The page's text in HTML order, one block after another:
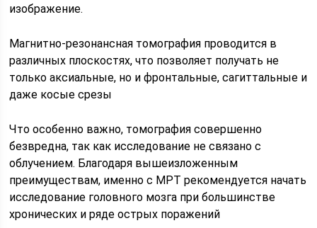
изображение.
Магнитно-резонансная томография проводится в
различных плоскостях, что позволяет получать не
только аксиальные, но и фронтальные, сагиттальные и
даже косые срезы
Что особенно важно, томография совершенно
безвредна, так как исследование не связано с
облучением. Благодаря вышеизложенным
преимуществам, именно с МРТ рекомендуется начать
исследование головного мозга при большинстве
хронических и ряде острых поражений